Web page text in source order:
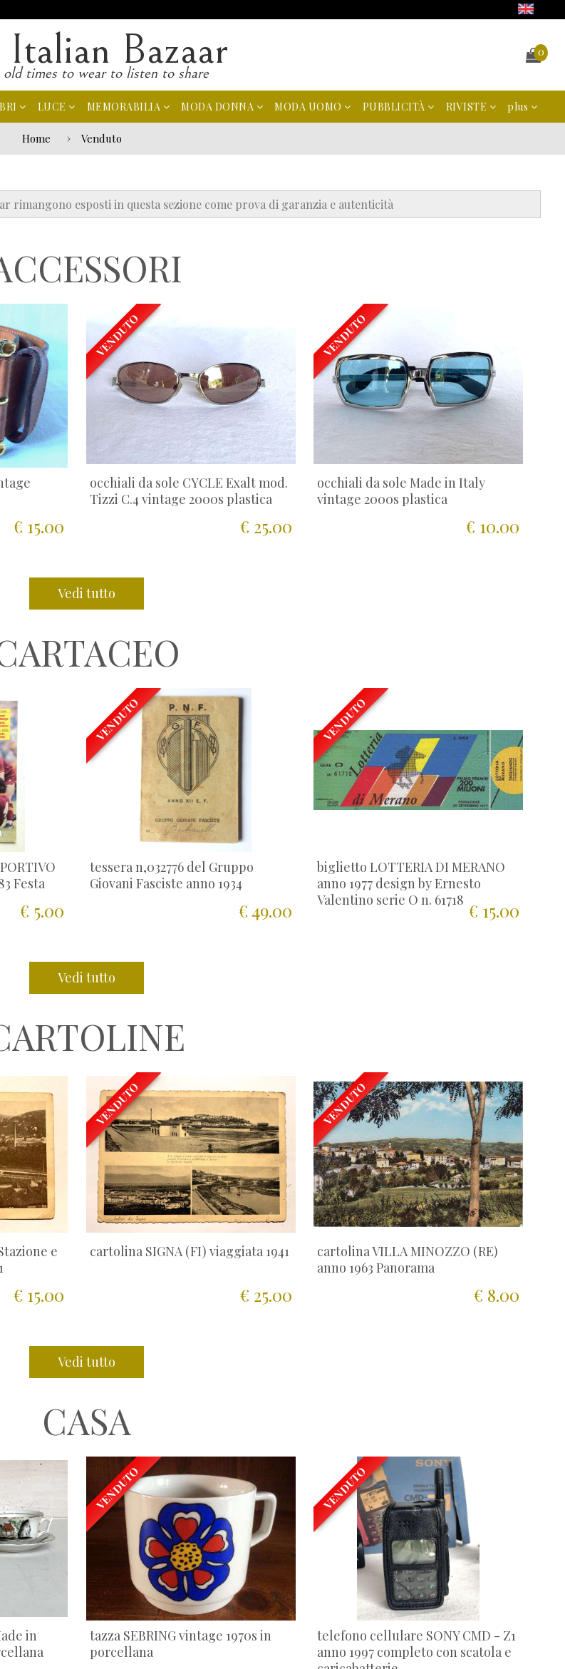
Bazaar
old times to wear to listen to share
0
LUCE MEMORABILIA MODA DONNA MODA UOMO PUBBLICITÀ RIVISTE plus
Home Venduto
rimangono esposti in questa sezione come prova di garanzia e autenticità
€ 15.00
VENDUTO
occhiali da sole CYCLE Exalt mod.
Tizzi C.4 vintage 2000s plastica
€ 25.00
VENDUTO
occhiali da sole Made in Italy
vintage 2000s plastica
€ 10.00
Vedi tutto
Festa
€ 5.00
VENDUTO
tessera n,032776 del Gruppo
Giovani Fasciste anno 1934
€ 49.00
VENDUTO
biglietto LOTTERIA DI MERANO
anno 1977 design by Ernesto
Valentino serie O n. 61718 € 15.00
Vedi tutto
e
€ 15.00
VENDUTO
cartolina SIGNA (FI) viaggiata 1941
€ 25.00
VENDUTO
cartolina VILLA MINOZZO (RE)
anno 1963 Panorama
€ 8.00
Vedi tutto
CASA
in
VENDUTO
tazza SEBRING vintage 1970s in
porcellana
VENDUTO
telefono cellulare SONY CMD - Z1
anno 1997 completo con scatola e